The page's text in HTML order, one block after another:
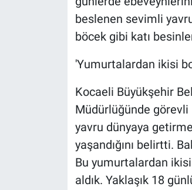
beslenen sevimli
böcek gibi katı
'Yumurtalardan ikisi
Kocaeli Büyükşehir
Müdürlüğünde görevli
yavru dünyaya
yaşandığını belirtti.
Bu yumurtalardan
aldık. Yaklaşık 18